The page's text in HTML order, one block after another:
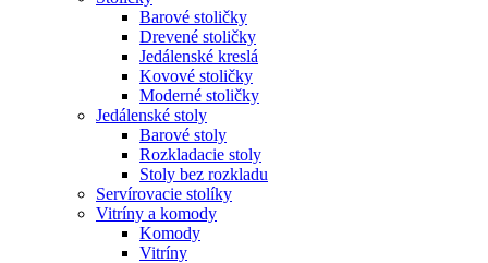
Barové stoličky
Drevené stoličky
Jedálenské kreslá
Kovové stoličky
Moderné stoličky
Jedálenské stoly
Barové stoly
Rozkladacie stoly
Stoly bez rozkladu
Servírovacie stolíky
Vitríny a komody
Komody
Vitríny